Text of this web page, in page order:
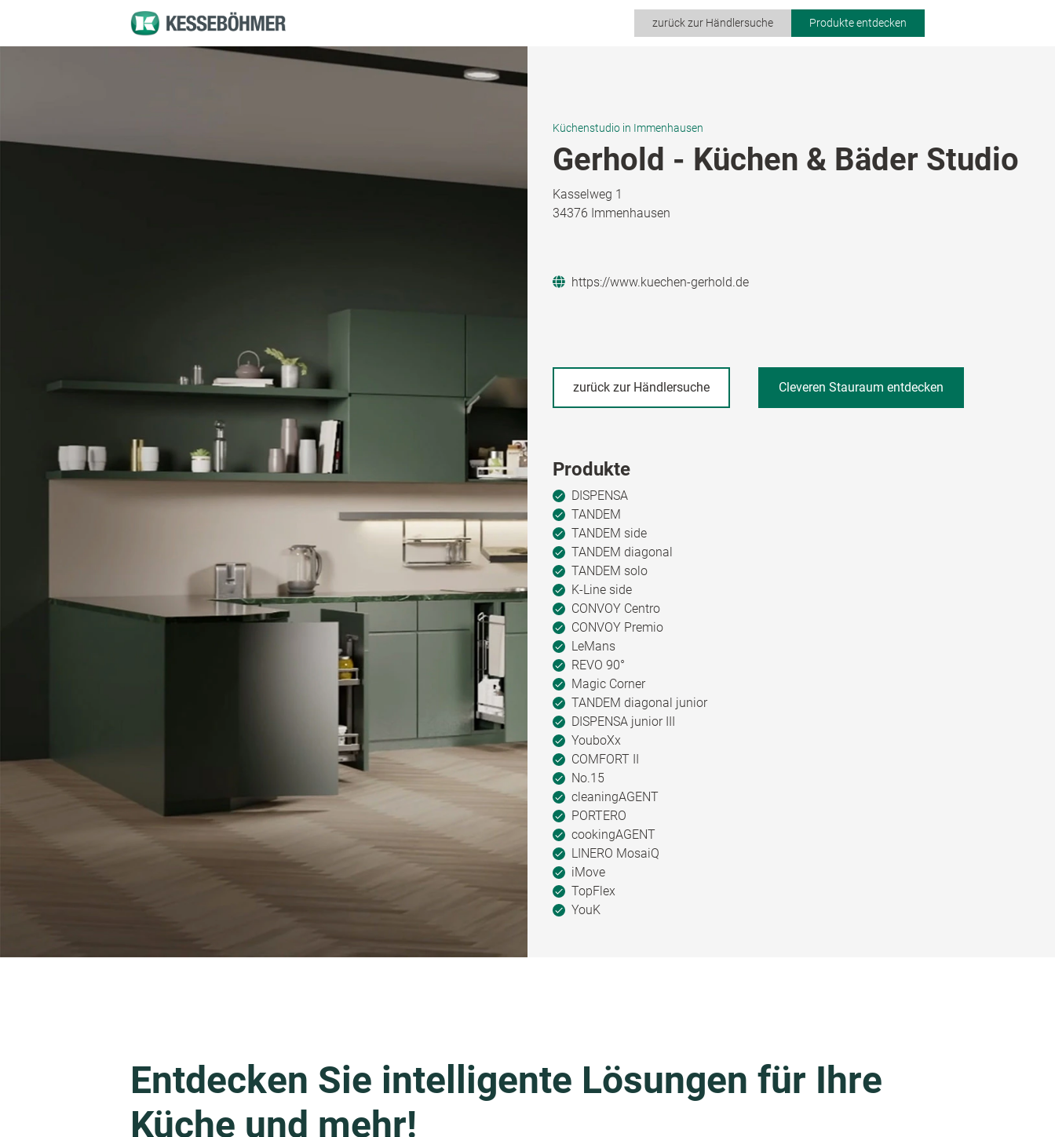
zurück zur Händlersuche Produkte entdecken
Küchenstudio in Immenhausen
Gerhold - Küchen & Bäder Studio
Kasselweg 1
34376 Immenhausen
https://www.kuechen-gerhold.de
zurück zur Händlersuche Cleveren Stauraum entdecken
Produkte
DISPENSA
TANDEM
TANDEM side
TANDEM diagonal
TANDEM solo
K-Line side
CONVOY Centro
CONVOY Premio
LeMans
REVO 90°
Magic Corner
TANDEM diagonal junior
DISPENSA junior III
YouboXx
COMFORT II
No.15
cleaningAGENT
PORTERO
cookingAGENT
LINERO MosaiQ
iMove
TopFlex
YouK
Entdecken Sie intelligente Lösungen für Ihre
Küche und mehr!